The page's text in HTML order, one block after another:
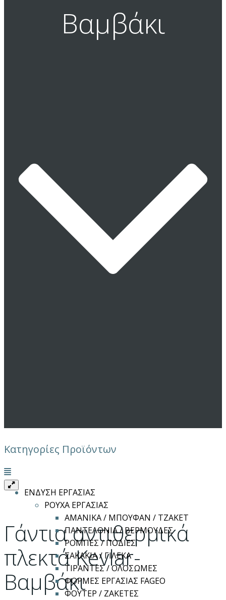
Βαμβάκι
Κατηγορίες Προϊόντων
Μενού
ΕΝΔΥΣΗ ΕΡΓΑΣΙΑΣ
ΡΟΥΧΑ ΕΡΓΑΣΙΑΣ
ΑΜΑΝΙΚΑ / ΜΠΟΥΦΑΝ / ΤΖΑΚΕΤ
ΠΑΝΤΕΛΟΝΙΑ / ΒΕΡΜΟΥΔΕΣ
ΡΟΜΠΕΣ / ΠΟΔΙΕΣ
ΣΑΚΑΚΙΑ / ΓΙΛΕΚΑ
ΤΙΡΑΝΤΕΣ / ΟΛΟΣΩΜΕΣ
ΦΟΡΜΕΣ ΕΡΓΑΣΙΑΣ FAGEO
ΦΟΥΤΕΡ / ΖΑΚΕΤΕΣ
Γάντια αντιθερμικά
πλεκτά Kevlar-
Βαμβάκι